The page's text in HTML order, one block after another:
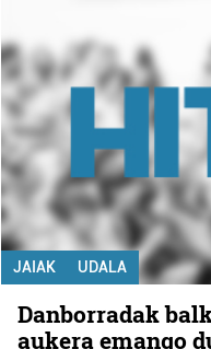
JAIAK UDALA
Danborradak
aukera emango